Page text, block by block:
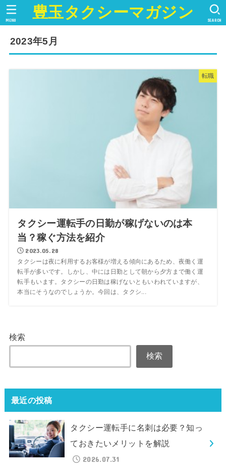
豊玉タクシーマガジン SEARCH
MENU
2023年5月
転職
タクシー運転手の日勤が稼げないのは本
当？稼ぐ方法を紹介
2023.05.28
タクシーは夜に利用するお客様が増える傾向にあるため、夜働く運
転手が多いです。しかし、中には日勤として朝から夕方まで働く運
転手もいます。タクシーの日勤は稼げないともいわれていますが、
本当にそうなのでしょうか。今回は、タクシ...
検索
検索
最近の投稿
タクシー運転手に名刺は必要？知っ
ておきたいメリットを解説
2026.07.31